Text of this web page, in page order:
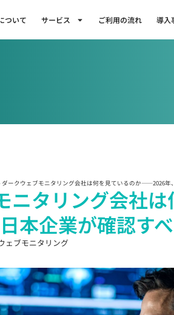
ついて サービス ご利用の流れ 導入
ダークウェブモニタリング会社は何を見ているのか――2026年
ニタリング会社
企業が確認す
ェブモニタリング